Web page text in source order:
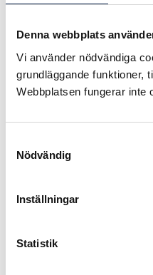
Denna webbplats
Vi använder nödvändiga
grundläggande funktioner,
Webbplatsen fungerar inte
Nödvändig
Inställningar
Statistik
på
Carlson i en
avtalet.
gemensamt ska
utvecklas är det